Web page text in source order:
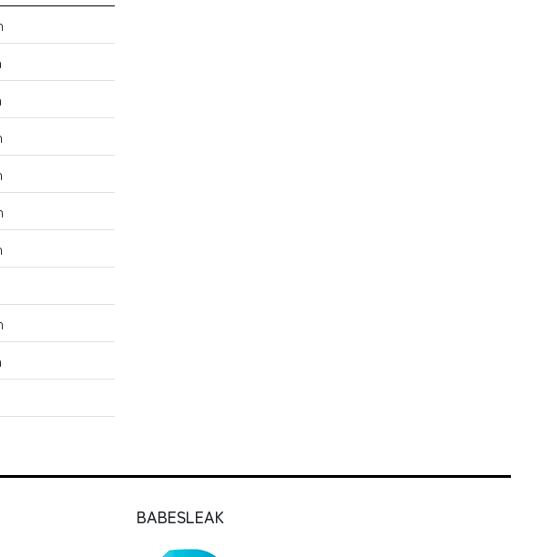
BABESLEAK